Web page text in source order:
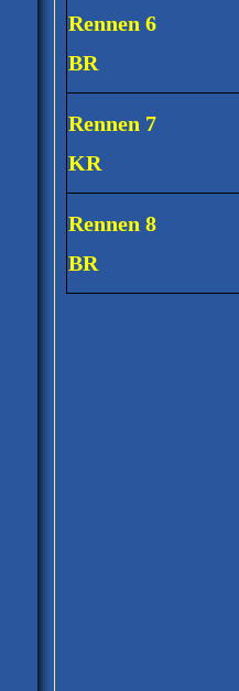
Rennen 6
BR
Rennen 7
KR
Rennen 8
BR